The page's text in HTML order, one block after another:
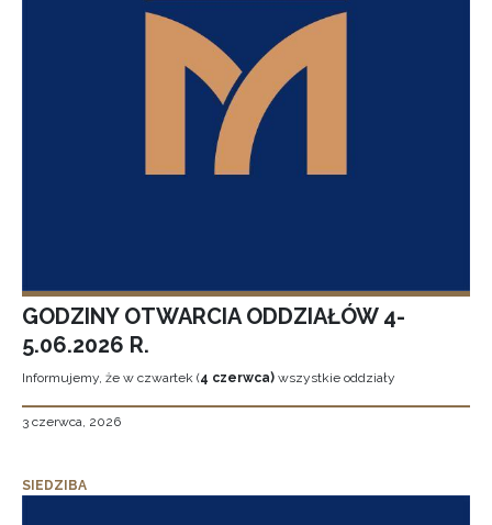
GODZINY OTWARCIA ODDZIAŁÓW 4-
5.06.2026 R.
Informujemy, że w czwartek (4 czerwca) wszystkie oddziały
3 czerwca, 2026
SIEDZIBA